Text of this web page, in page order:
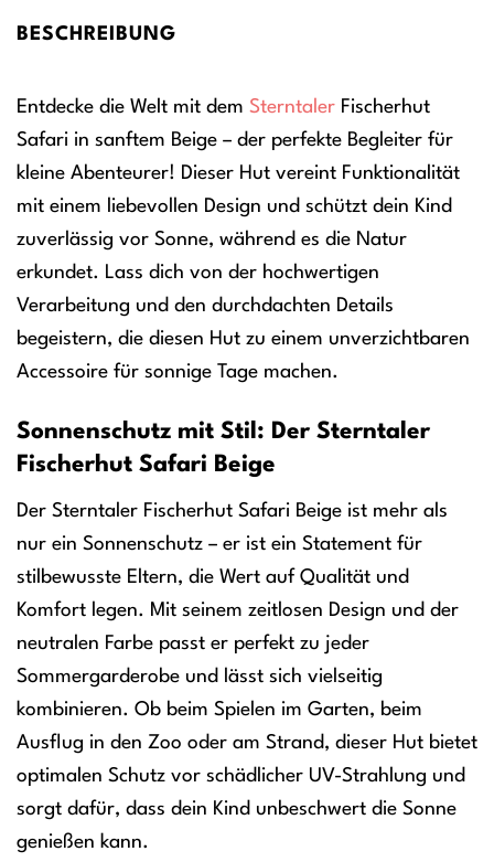
BESCHREIBUNG
Entdecke die Welt mit dem Sterntaler Fischerhut
Safari in sanftem Beige – der perfekte Begleiter für
kleine Abenteurer! Dieser Hut vereint Funktionalität
mit einem liebevollen Design und schützt dein Kind
zuverlässig vor Sonne, während es die Natur
erkundet. Lass dich von der hochwertigen
Verarbeitung und den durchdachten Details
begeistern, die diesen Hut zu einem unverzichtbaren
Accessoire für sonnige Tage machen.
Sonnenschutz mit Stil: Der Sterntaler
Fischerhut Safari Beige
Der Sterntaler Fischerhut Safari Beige ist mehr als
nur ein Sonnenschutz – er ist ein Statement für
stilbewusste Eltern, die Wert auf Qualität und
Komfort legen. Mit seinem zeitlosen Design und der
neutralen Farbe passt er perfekt zu jeder
Sommergarderobe und lässt sich vielseitig
kombinieren. Ob beim Spielen im Garten, beim
Ausflug in den Zoo oder am Strand, dieser Hut bietet
optimalen Schutz vor schädlicher UV-Strahlung und
sorgt dafür, dass dein Kind unbeschwert die Sonne
genießen kann.